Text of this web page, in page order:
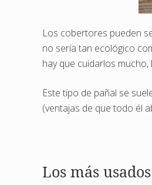
Los cobertores pueden
no sería tan ecológico
hay que cuidarlos
Este tipo de pañal se
(ventajas de que todo él
Los más usados